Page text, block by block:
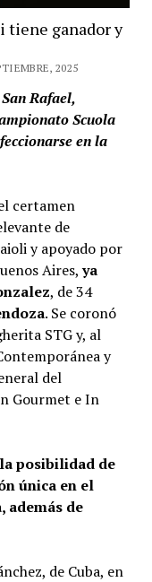
tiene ganador y
2025
Rafael,
Scuola
en la
certamen
de
y apoyado por
Aires,ya
, de 34
. Se coronó
STG y, al
y
del
Gourmet e In
posibilidad de
única en el
además de
de Cuba, en